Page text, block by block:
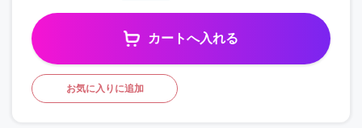
カートへ入れる
お気に入りに追加